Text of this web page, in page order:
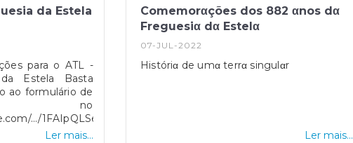
da Estela
para o ATL -
Estela Basta
ao formulário de
no
.../1FAIpQLSevGXWS7n7.../viewform...
Ler mais...
Comemorαções dos 882 αnos dα
Freguesiα dα Estelα
07-JUL-2022
Históriα de umα terrα singulαr
Ler mais...